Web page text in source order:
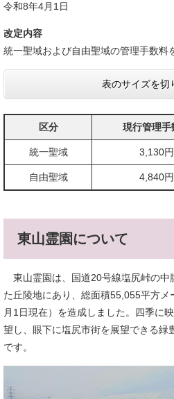
令和8年4月1日
改定内容
統一聖域および自由聖域の管理手数料
表のサイズを切
区分
現行管理手
統一聖域 3,130円
自由聖域 4,840円
東山霊園について
東山霊園は、国道20号線塩尻峠の中
た丘陵地にあり、総面積55,055平方
月1日現在）を造成しました。四季に
望し、眼下に塩尻市街を展望できる緑
です。